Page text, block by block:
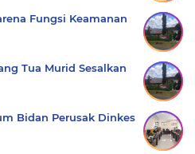
Fungsi Keamanan
Tua Murid Sesalkan
Bidan Perusak Dinkes